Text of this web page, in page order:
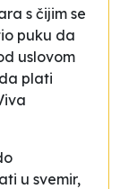
s čijim se
puku da
uslovom
plati
u svemir,